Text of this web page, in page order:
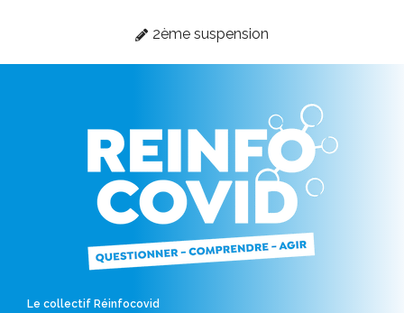
2ème suspension
Le collectif Réinfocovid